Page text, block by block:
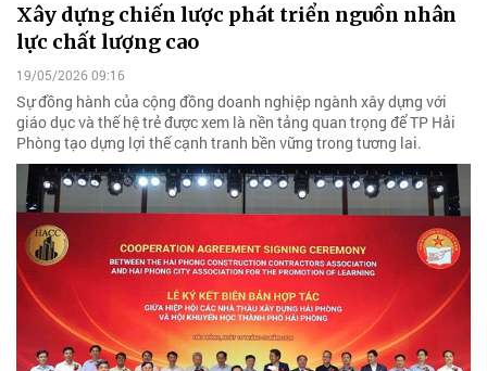
Xây dựng chiến lược phát triển nguồn nhân
lực chất lượng cao
19/05/2026 09:16
Sự đồng hành của cộng đồng doanh nghiệp ngành xây dựng với
giáo dục và thế hệ trẻ được xem là nền tảng quan trọng để TP Hải
Phòng tạo dựng lợi thế cạnh tranh bền vững trong tương lai.